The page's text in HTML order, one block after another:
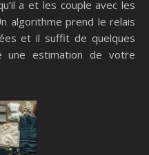
a et les couple avec les
algorithme prend le relais
et il suffit de quelques
une estimation de votre